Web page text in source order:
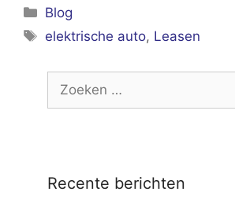
Categorieën
Blog
Tags
elektrische auto, Leasen
naar:
Recente berichten